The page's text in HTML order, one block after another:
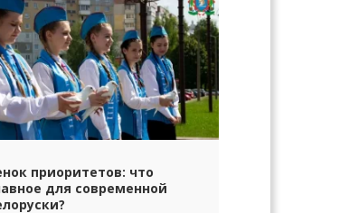
приоритетов: что
для современной